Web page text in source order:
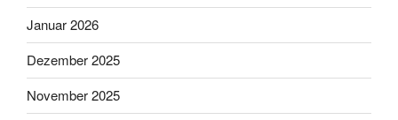
Januar 2026
Dezember 2025
November 2025